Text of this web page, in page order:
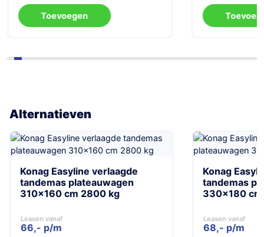
Toevoegen
Alternatieven
Konag Easyline verlaagde
tandemas plateauwagen
310×160 cm 2800 kg
Leasen vanaf
66,- p/m
Konag
tandemas
330×180
Leasen vanaf
68,- p/m